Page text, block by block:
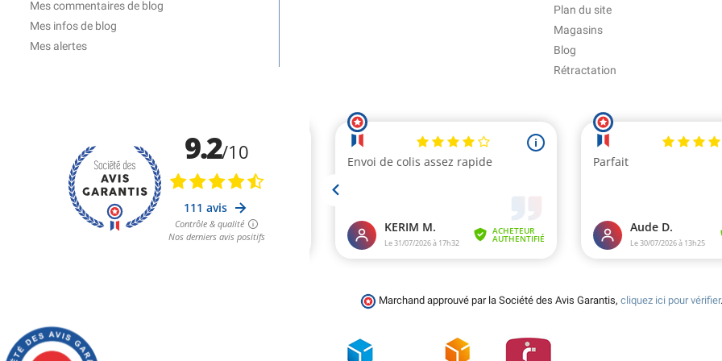
Mes commentaires de blog
Mes infos de blog
Mes alertes
Plan du site
Magasins
Blog
Rétractation
Marchand approuvé par la Société des Avis Garantis, cliquez ici pour vérifier.